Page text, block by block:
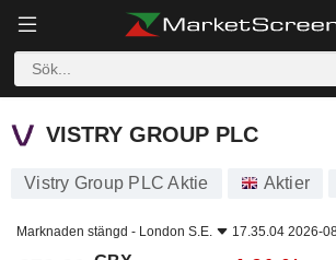
VISTRY GROUP PLC
VISTRY GROUP PLC
Vistry Group PLC Aktie Aktier
Marknaden stängd - London S.E. 17.35.04 2026-